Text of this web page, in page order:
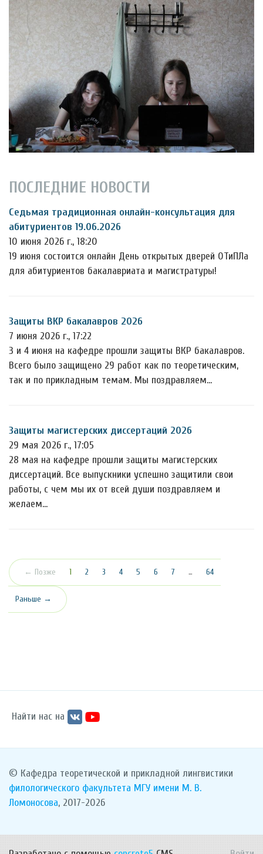
ПОСЛЕДНИЕ НОВОСТИ
Седьмая традиционная онлайн-консультация для
абитуриентов 19.06.2026
10 июня 2026 г., 18:20
19 июня состоится онлайн День открытых дверей ОТиПЛа
для абитуриентов бакалавриата и магистратуры!
Защиты ВКР бакалавров 2026
7 июня 2026 г., 17:22
3 и 4 июня на кафедре прошли защиты ВКР бакалавров.
Всего было защищено 29 работ как по теоретическим,
так и по прикладным темам. Мы поздравляем…
Защиты магистерских диссертаций 2026
29 мая 2026 г., 17:05
28 мая на кафедре прошли защиты магистерских
диссертаций. Все выпускники успешно защитили свои
работы, с чем мы их от всей души поздравляем и
желаем…
← Позже 1 (текущая)
2 3 4 5 6 7 … 64
Раньше →
Найти нас на
© Кафедра теоретической и прикладной лингвистики
филологического факультета МГУ имени М. В.
Ломоносова, 2017-2026